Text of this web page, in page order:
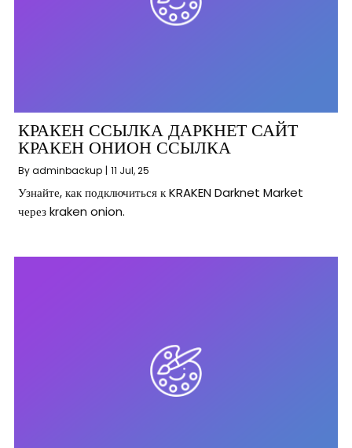
КРАКЕН ССЫЛКА ДАРКНЕТ САЙТ
КРАКЕН ОНИОН ССЫЛКА
Byadminbackup | 11 Jul, 25
Узнайте, как подключиться к KRAKEN Darknet Market
через kraken onion.